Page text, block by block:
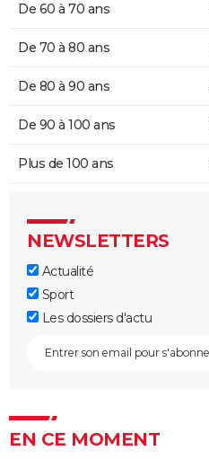
De 60 à 70 ans
De 70 à 80 ans
De 80 à 90 ans
De 90 à 100 ans
Plus de 100 ans
NEWSLETTERS
Actualité
Sport
Les dossiers d'actu
EN CE MOMENT